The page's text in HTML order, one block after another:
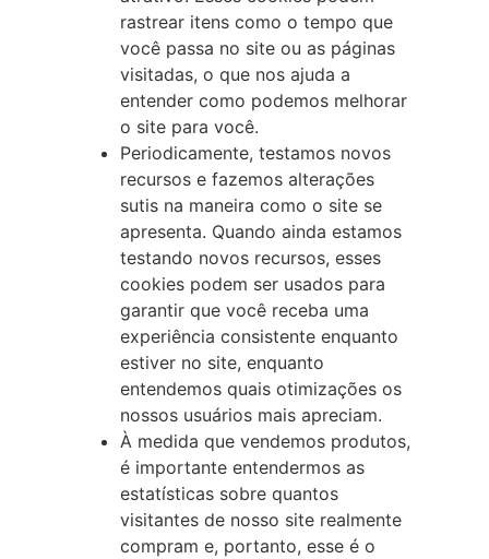
rastrear itens como o tempo que
você passa no site ou as páginas
visitadas, o que nos ajuda a
entender como podemos melhorar
o site para você.
Periodicamente, testamos novos
recursos e fazemos alterações
sutis na maneira como o site se
apresenta. Quando ainda estamos
testando novos recursos, esses
cookies podem ser usados para
garantir que você receba uma
experiência consistente enquanto
estiver no site, enquanto
entendemos quais otimizações os
nossos usuários mais apreciam.
À medida que vendemos produtos,
é importante entendermos as
estatísticas sobre quantos
visitantes de nosso site realmente
compram e, portanto, esse é o